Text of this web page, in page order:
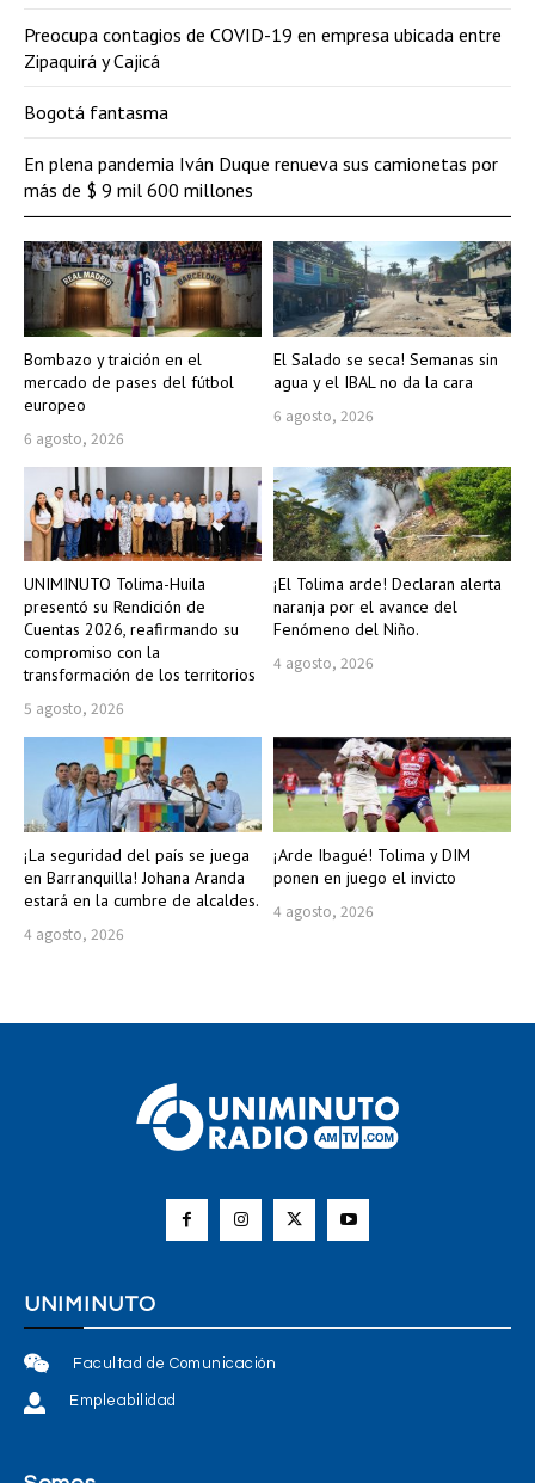
Bombazo y traición en el
mercado de pases del fútbol
europeo
6 agosto, 2026
El Salado se seca! Semanas sin
agua y el IBAL no da la cara
6 agosto, 2026
UNIMINUTO Tolima-Huila
presentó su Rendición de
Cuentas 2026, reafirmando su
compromiso con la
transformación de los territorios
5 agosto, 2026
¡El Tolima arde! Declaran alerta
naranja por el avance del
Fenómeno del Niño.
4 agosto, 2026
¡La seguridad del país se juega
en Barranquilla! Johana Aranda
estará en la cumbre de alcaldes.
4 agosto, 2026
¡Arde Ibagué! Tolima y DIM
ponen en juego el invicto
4 agosto, 2026
Preocupa contagios de COVID-19 en empresa ubicada entre
Zipaquirá y Cajicá
Bogotá fantasma
En plena pandemia Iván Duque renueva sus camionetas por
más de $ 9 mil 600 millones
UNIMINUTO
Facultad de Comunicación
Empleabilidad